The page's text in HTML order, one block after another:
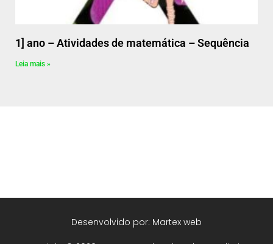
1] ano – Atividades de matemática – Sequência
Leia mais »
Desenvolvido por: Martex web